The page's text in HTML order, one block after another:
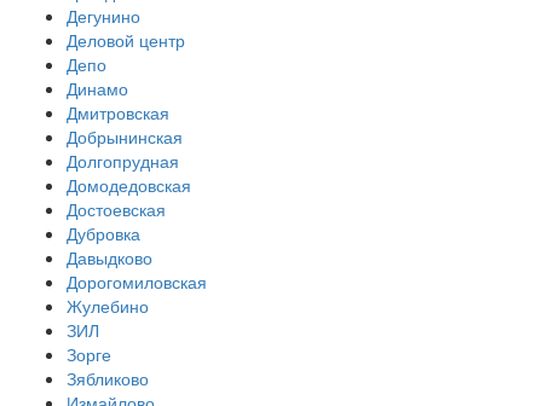
Дегунино
Деловой центр
Депо
Динамо
Дмитровская
Добрынинская
Долгопрудная
Домодедовская
Достоевская
Дубровка
Давыдково
Дорогомиловская
Жулебино
ЗИЛ
Зорге
Зябликово